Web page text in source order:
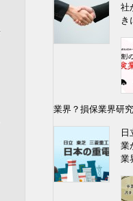
社
き
業界？損保業界研
業
業